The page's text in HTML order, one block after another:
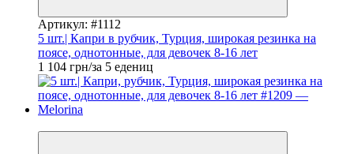
Артикул: #1112
5 шт.| Капри в рубчик, Турция, широкая резинка на
поясе, однотонные, для девочек 8-16 лет
1 104 грн/за 5 едениц